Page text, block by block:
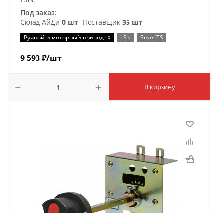
Под заказ:
Склад АйДи 0 шт Поставщик 35 шт
Ручной и моторный привод x LSis Susol TS
9 593₽/шт
В корзину